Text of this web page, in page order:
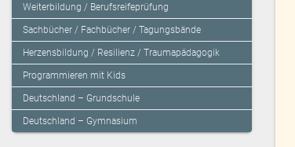
Weiterbildung / Berufsreifeprüfung
Sachbücher / Fachbücher / Tagungsbände
Herzensbildung / Resilienz / Traumapädagogik
Programmieren mit Kids
Deutschland – Grundschule
Deutschland – Gymnasium